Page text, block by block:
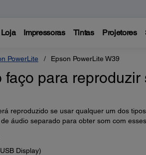
Loja Impressoras Tintas Projetores
PowerLite Epson PowerLite W39
faço para
reproduzido se usar qualquer um dos
áudio separado para obter som com
Display)